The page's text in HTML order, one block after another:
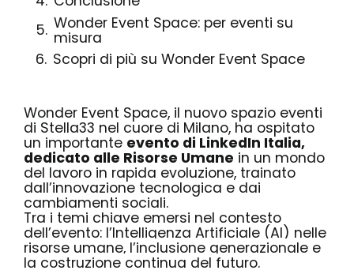
Wonder Event Space: per eventi su
misura
Scopri di più su Wonder Event Space
Wonder Event Space, il nuovo spazio eventi
di Stella33 nel cuore di Milano, ha ospitato
un importante evento di LinkedIn Italia,
dedicato alle Risorse Umane in un mondo
del lavoro in rapida evoluzione, trainato
dall’innovazione tecnologica e dai
cambiamenti sociali.
Tra i temi chiave emersi nel contesto
dell’evento: l’Intelligenza Artificiale (AI) nelle
risorse umane, l’inclusione generazionale e
la costruzione continua del futuro.